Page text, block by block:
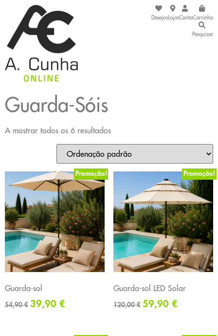
DesejosLojasContaCarrinho
Pesquisar
Guarda-Sóis
A mostrar todos os 6 resultados
Promoção!
Guarda-sol
54,90€ 39,90 €
Promoção!
Guarda-sol LED Solar
120,00€ 59,90 €